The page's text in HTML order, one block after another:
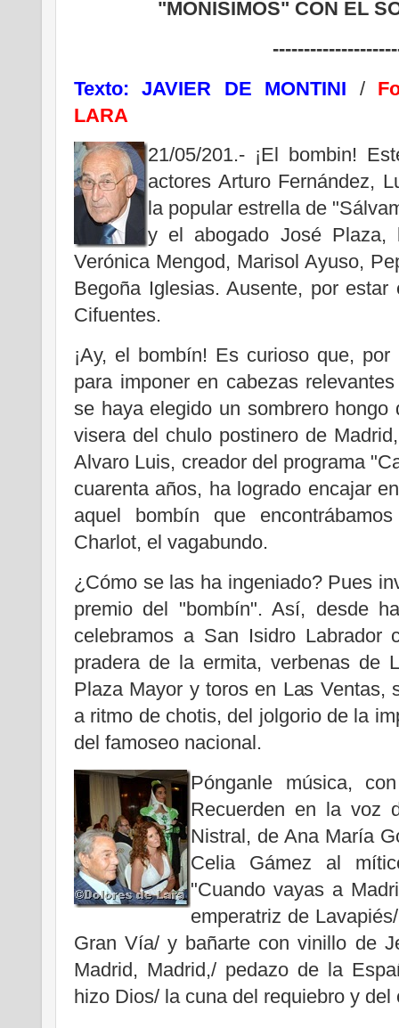
"MONISIMOS" CON EL
Texto: JAVIER DE MONTINI /
LARA
21/05/201.- ¡El bombin!
actores Arturo Fernández,
la popular estrella de
y el abogado José Plaza,
Verónica Mengod, Marisol Ayuso,
Begoña Iglesias. Ausente, por
Cifuentes.
¡Ay, el bombín! Es curioso que,
para imponer en cabezas
se haya elegido un sombrero
visera del chulo postinero de
Alvaro Luis, creador del programa
cuarenta años, ha logrado encajar
aquel bombín que
Charlot, el vagabundo.
¿Cómo se las ha ingeniado? Pues
premio del "bombín". Así, desde
celebramos a San Isidro Labrador
pradera de la ermita, verbenas de
Plaza Mayor y toros en Las Ventas,
a ritmo de chotis, del jolgorio de la
del famoseo nacional.
Pónganle música,
Recuerden en la voz
Nistral, de Ana María
Celia Gámez al
"Cuando vayas a
emperatriz de
Gran Vía/ y bañarte con vinillo de
Madrid, Madrid,/ pedazo de la
hizo Dios/ la cuna del requiebro y del